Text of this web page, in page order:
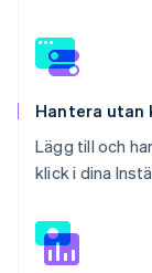
Hantera utan
Lägg till och
klick i dina